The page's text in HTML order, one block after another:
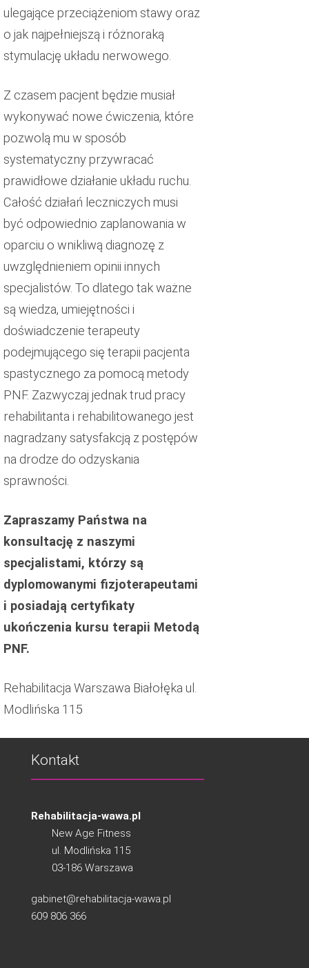
ulegające przeciążeniom stawy oraz
o jak najpełniejszą i różnoraką
stymulację układu nerwowego.
Z czasem pacjent będzie musiał
wykonywać nowe ćwiczenia, które
pozwolą mu w sposób
systematyczny przywracać
prawidłowe działanie układu ruchu.
Całość działań leczniczych musi
być odpowiednio zaplanowania w
oparciu o wnikliwą diagnozę z
uwzględnieniem opinii innych
specjalistów. To dlatego tak ważne
są wiedza, umiejętności i
doświadczenie terapeuty
podejmującego się terapii pacjenta
spastycznego za pomocą metody
PNF. Zazwyczaj jednak trud pracy
rehabilitanta i rehabilitowanego jest
nagradzany satysfakcją z postępów
na drodze do odzyskania
sprawności.
Zapraszamy Państwa na
konsultację z naszymi
specjalistami, którzy są
dyplomowanymi fizjoterapeutami
i posiadają certyfikaty
ukończenia kursu terapii Metodą
PNF.
Rehabilitacja Warszawa Białołęka ul.
Modlińska 115
Kontakt
Rehabilitacja-wawa.pl
New Age Fitness
ul. Modlińska 115
03-186 Warszawa
gabinet@rehabilitacja-wawa.pl
609 806 366